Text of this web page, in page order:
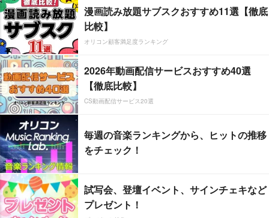
漫画読み放題サブスクおすすめ11選【徹底
比較】
オリコン顧客満足度ランキング
2026年動画配信サービスおすすめ40選
【徹底比較】
CS動画配信サービス20選
毎週の音楽ランキングから、ヒットの推移
をチェック！
試写会、登壇イベント、サインチェキなど
プレゼント！